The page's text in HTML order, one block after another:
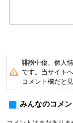
誹謗中傷、個人
です。当サイト
コメント欄だと
みんなのコメン